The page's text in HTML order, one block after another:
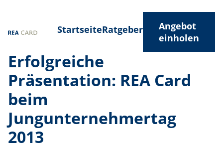
StartseiteRatgeber
Angebot
einholen
Erfolgreiche
Präsentation: REA Card
beim
Jungunternehmertag
2013